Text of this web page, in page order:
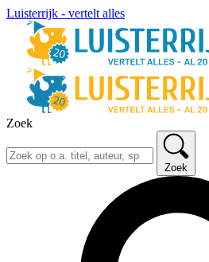
Luisterrijk - vertelt alles
Zoek
Zoek